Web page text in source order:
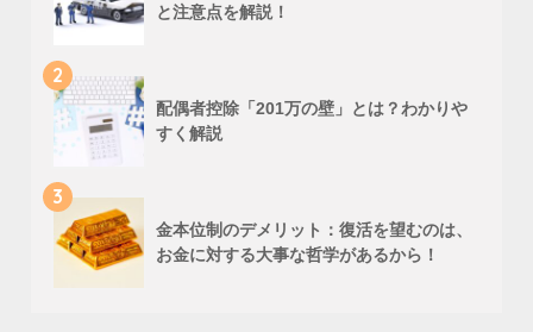
と注意点を解説！
2
配偶者控除「201万の壁」とは？わかりや
すく解説
3
金本位制のデメリット：復活を望むのは、
お金に対する大事な哲学があるから！